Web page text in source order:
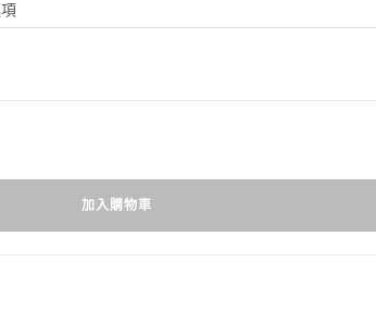
加入購物車